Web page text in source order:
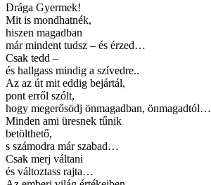
Drága Gyermek!
Mit is mondhatnék,
hiszen magadban
már mindent tudsz – és érzed…
Csak tedd –
és hallgass mindig a szívedre..
Az az út mit eddig bejártál,
pont erről szólt,
hogy megerősödj önmagadban, önmagadtól…
Minden ami üresnek tűnik
betölthető,
s számodra már szabad…
Csak merj váltani
és változtass rajta…